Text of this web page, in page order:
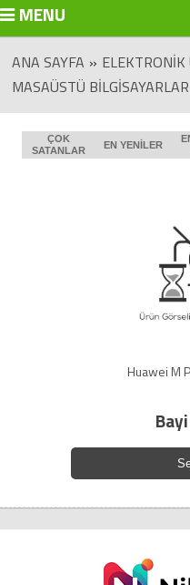
MENU
ANA SAYFA » ELEKTRONIK
MASAÜSTÜ BILGISAYARLAR
ÇOK
SATANLAR
EN YENILER
Huawei M